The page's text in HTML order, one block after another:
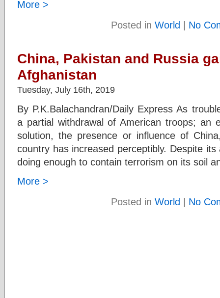
More >
Posted in World | No
China, Pakistan and Russia
Afghanistan
Tuesday, July 16th, 2019
By P.K.Balachandran/Daily Express As
a partial withdrawal of American troops; an
solution, the presence or influence of
country has increased perceptibly. Despite
doing enough to contain terrorism on its soil
More >
Posted in World | No